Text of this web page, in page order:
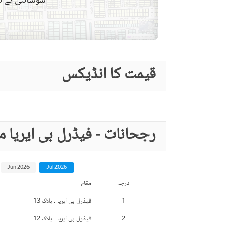
بار بی کیو کا حصہ
دیگر کمیونٹی کی سہولیات
تفریح اور صحت
جکوزی
نزدیکی علاقے اور
دوسری خصوصیات
قریبی ریسٹورنٹ
دیگر سہولیات
قیمت کا انڈیکس
رجحانات - فیڈرل بی
درجہ مقام
1
فیڈرل بی ایریا ۔ بلاک 13
2
فیڈرل بی ایریا ۔ بلاک 12
Jul 2026
Jun 2026